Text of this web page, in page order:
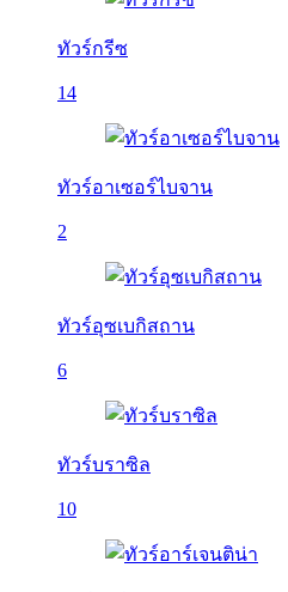
ทัวร์กรีซ
14
ทัวร์อาเซอร์ไบจาน
2
ทัวร์อุซเบกิสถาน
6
ทัวร์บราซิล
10